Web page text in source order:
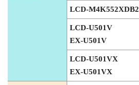
LCD-M4K552XDB2
LCD-U501V
EX-U501V
LCD-U501VX
EX-U501VX